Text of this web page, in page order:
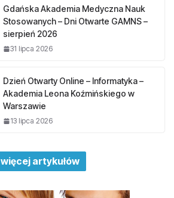
Gdańska Akademia Medyczna Nauk
Stosowanych – Dni Otwarte GAMNS –
sierpień 2026
31 lipca 2026
Dzień Otwarty Online – Informatyka –
Akademia Leona Koźmińskiego w
Warszawie
13 lipca 2026
więcej artykułów